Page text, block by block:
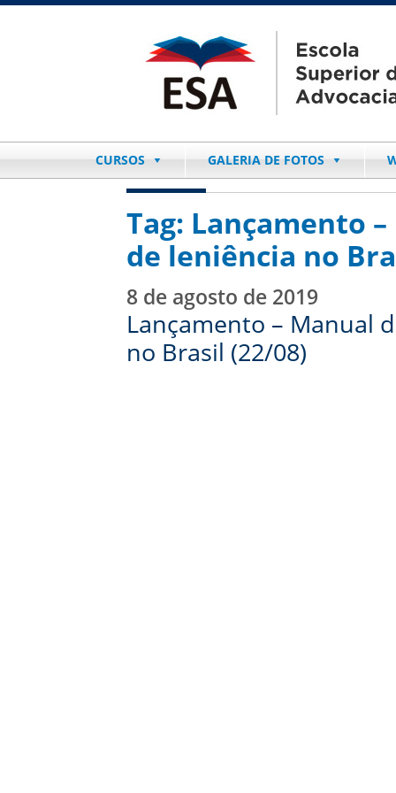
CURSOS GALERIA DE FOTOS
Tag: Lançamento
de leniência no
8 de agosto de 2019
Lançamento – Manual
no Brasil (22/08)